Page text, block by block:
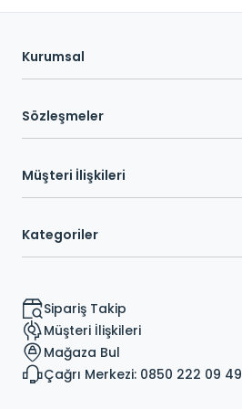
Kurumsal
Sözleşmeler
Müşteri İlişkileri
Kategoriler
Sipariş Takip
Müşteri İlişkileri
Mağaza Bul
Çağrı Merkezi: 0850 222 09 49